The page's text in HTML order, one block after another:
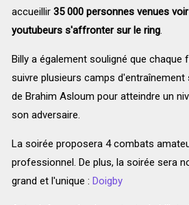
accueillir 35 000 personnes venues
youtubeurs s'affronter sur le ring.
Billy a également souligné que
suivre plusieurs camps
de Brahim Asloum pour atteindre un
son adversaire.
La soirée proposera 4 combats
professionnel. De plus, la soirée sera
grand et l'unique : Doigby